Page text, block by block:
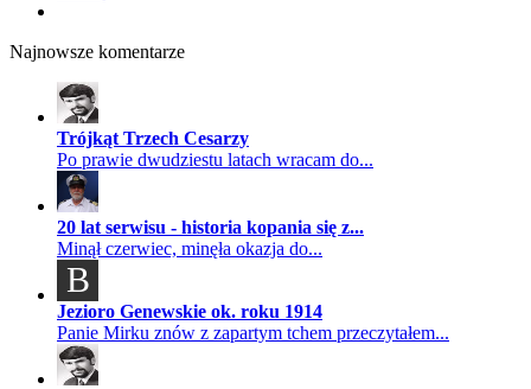
Najnowsze komentarze
Trójkąt Trzech Cesarzy
Po prawie dwudziestu latach wracam do...
20 lat serwisu - historia kopania się z...
Minął czerwiec, minęła okazja do...
B
Jezioro Genewskie ok. roku 1914
Panie Mirku znów z zapartym tchem przeczytałem...